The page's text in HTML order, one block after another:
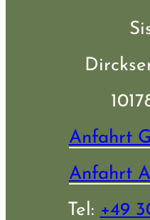
Anfahrt
Anfahrt
Tel: +49